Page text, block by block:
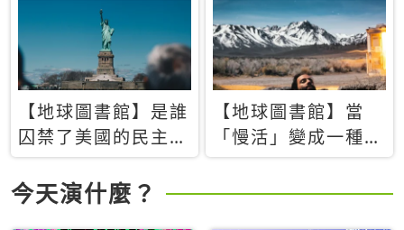
卻拍出諷刺獨裁者的
北韓電影《平壤怪
獸》
索，日本孫女弒親案
背後的照護壓力
【地球圖書館】是誰
囚禁了美國的民主？
當民主威脅到特權，
經濟學家長達半世紀
的反撲計畫
【地球圖書館】當
「慢活」變成一種商
品：社群時代，資本
主義如何包裝你的休
今天演什麼？